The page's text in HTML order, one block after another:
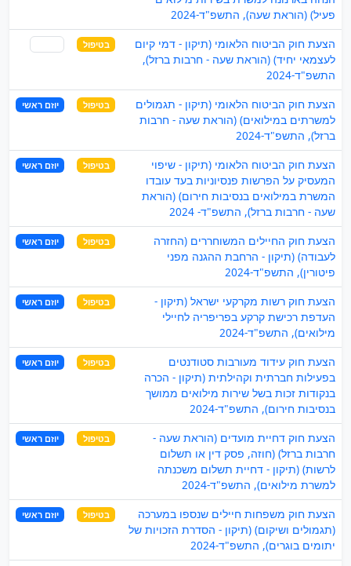
פעיל) (הוראת שעה), התשפ"ד-2024
הצעת חוק הביטוח הלאומי (תיקון - דמי קיום
לעצמאי יחיד) (הוראת שעה - חרבות ברזל),
התשפ"ד-2024
בטיפול
הצעת חוק הביטוח הלאומי (תיקון - תגמולים
למשרתים במילואים) (הוראת שעה - חרבות
ברזל), התשפ"ד-2024
בטיפול יוזם ראשי
הצעת חוק הביטוח הלאומי (תיקון - שיפוי
המעסיק על הפרשות פנסיוניות בעד עובדו
המשרת במילואים בנסיבות חירום) (הוראת
שעה - חרבות ברזל), התשפ"ד- 2024
בטיפול יוזם ראשי
הצעת חוק החיילים המשוחררים (החזרה
לעבודה) (תיקון - הרחבת ההגנה מפני
פיטורין), התשפ"ד-2024
בטיפול יוזם ראשי
הצעת חוק רשות מקרקעי ישראל (תיקון -
העדפת רכישת קרקע בפריפריה לחיילי
מילואים), התשפ"ד-2024
בטיפול יוזם ראשי
הצעת חוק עידוד מעורבות סטודנטים
בפעילות חברתית וקהילתית (תיקון - הכרה
בנקודות זכות בשל שירות מילואים ממושך
בנסיבות חירום), התשפ"ד-2024
בטיפול יוזם ראשי
הצעת חוק דחיית מועדים (הוראת שעה -
חרבות ברזל) (חוזה, פסק דין או תשלום
לרשות) (תיקון - דחיית תשלום משכנתה
למשרת מילואים), התשפ"ד-2024
בטיפול יוזם ראשי
הצעת חוק משפחות חיילים שנספו במערכה
(תגמולים ושיקום) (תיקון - הסדרת הזכויות של
יתומים בוגרים), התשפ"ד-2024
בטיפול יוזם ראשי